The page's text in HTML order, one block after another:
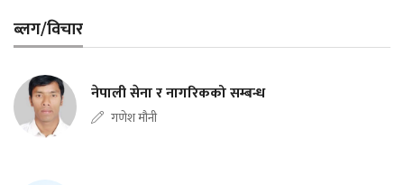
ब्लग/विचार
नेपाली सेना र नागरिकको सम्बन्ध
गणेश मौनी